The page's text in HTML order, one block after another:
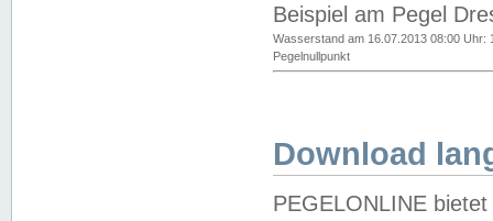
Beispiel am Pegel
Wasserstand am 16.07.2013 08:00 Uhr:
Pegelnullpunkt
Download
PEGELONLINE